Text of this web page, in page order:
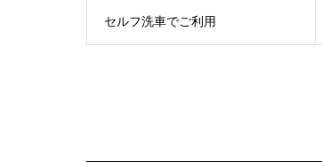
セルフ洗車でご利用